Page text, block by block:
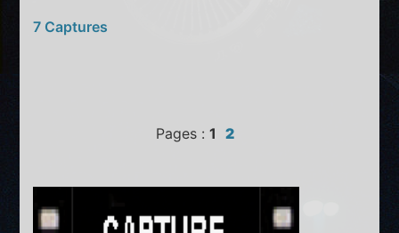
7 Captures
Pages : 1 2